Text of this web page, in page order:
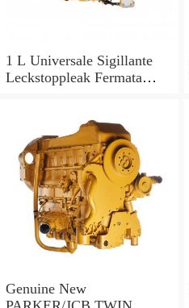
1 L Universale Sigillante
Leckstoppleak Fermata
Genuine New